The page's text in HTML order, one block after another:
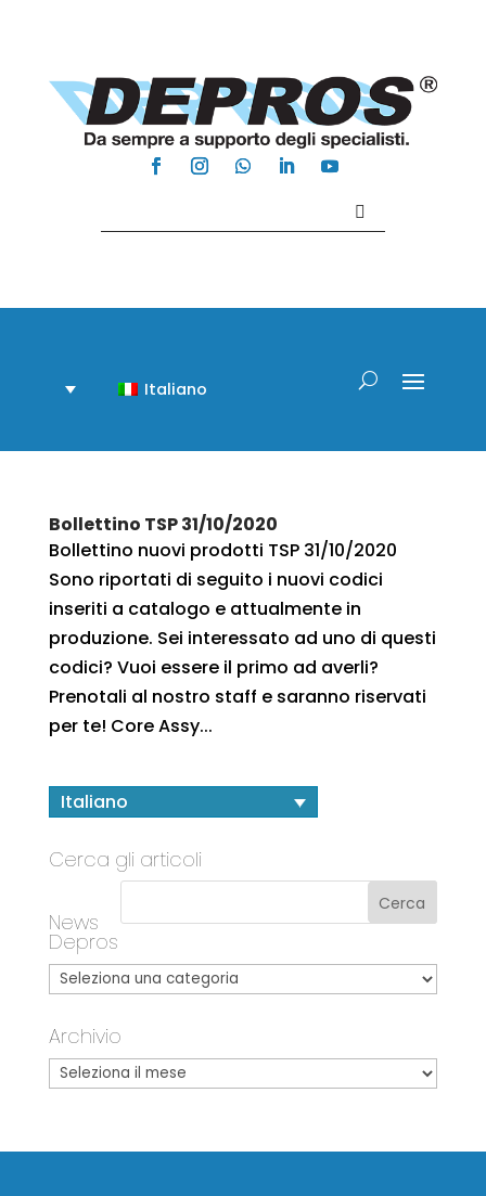
Italiano
Bollettino TSP 31/10/2020
Bollettino nuovi prodotti TSP 31/10/2020
Sono riportati di seguito i nuovi codici
inseriti a catalogo e attualmente in
produzione. Sei interessato ad uno di questi
codici? Vuoi essere il primo ad averli?
Prenotali al nostro staff e saranno riservati
per te! Core Assy...
Italiano
Cerca gli articoli
News
Depros
Archivio